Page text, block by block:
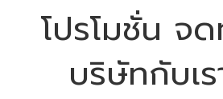
โปรโมชั่น จด
บริษัทกับเ